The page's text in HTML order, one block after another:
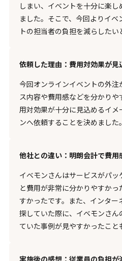
しまい、イベントを十分に楽
ました。そこで、今回よりイ
トの担当者の負担を減らしたい
依頼した理由：費用対効果が見
今回オンラインイベントの外
ス内容や費用感などを分かり
用対効果が十分に見込めるイ
ンへ依頼することを決めました。
他社との違い：明朗会計で費用
イベモンさんはサービスがパ
と費用が非常に分かりやすか
すかったです。また、インタ
探していた際に、イベモンさ
ていた事例が見やすかったこと